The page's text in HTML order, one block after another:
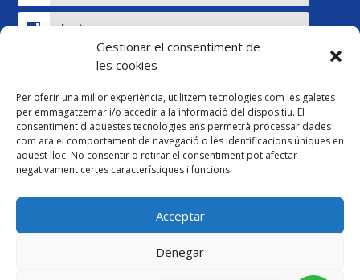
Gestionar el consentiment de
les cookies
Per oferir una millor experiència, utilitzem tecnologies com les galetes
per emmagatzemar i/o accedir a la informació del dispositiu. El
consentiment d'aquestes tecnologies ens permetrà processar dades
com ara el comportament de navegació o les identificacions úniques en
aquest lloc. No consentir o retirar el consentiment pot afectar
negativament certes característiques i funcions.
Acceptar
Denegar
Instagram
YouTube
Legal
Pagament ersonalitzat